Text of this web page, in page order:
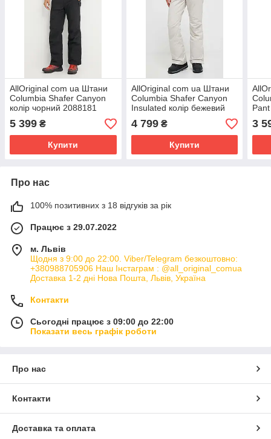
AllOriginal com ua Штани
Columbia Shafer Canyon
колір чорний 2088181
РОЗМІРИ ЗАПИТУЙТЕ
5 399 ₴
Купити
AllOriginal com ua Штани
Columbia Shafer Canyon
Insulated колір бежевий
РОЗМІРИ ЗАПИТУЙТЕ
4 799₴
Купити
3
Про нас
100% позитивних з 18 відгуків за рік
Працює з 29.07.2022
м. Львів
Щодня з 9:00 до 22:00. Viber/Telegram безкоштовно:
+380988705906 Наш Інстаграм : @all_original_comua
Доставка 1-2 дні Нова Пошта, Львів, Україна
Контакти
Сьогодні працює з 09:00 до 22:00
Показати весь графік роботи
Про нас
Контакти
Доставка та оплата